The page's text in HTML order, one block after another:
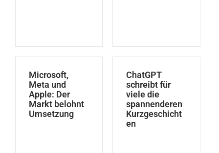
Microsoft,
Meta und
Apple: Der
Markt belohnt
Umsetzung
ChatGPT
schreibt für
viele die
spannenderen
Kurzgeschicht
en